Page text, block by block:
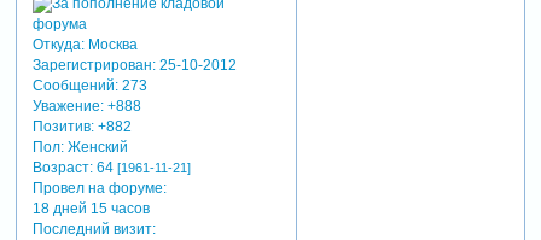
Откуда:Москва
Зарегистрирован: 25-10-2012
Сообщений:273
Уважение: +888
Позитив: +882
Пол:Женский
Возраст:64 [1961-11-21]
Провел на форуме:
18 дней 15 часов
Последний визит: